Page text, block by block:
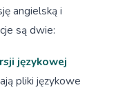
angielską i
są dwie:
językowej
pliki językowe